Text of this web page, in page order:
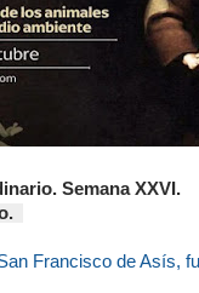
Semana XXVI.
Francisco de Asís,